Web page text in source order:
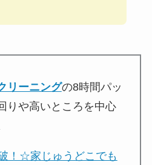
リーニングの8時間パッ
りや高いところを中心
！☆家じゅうどこでも